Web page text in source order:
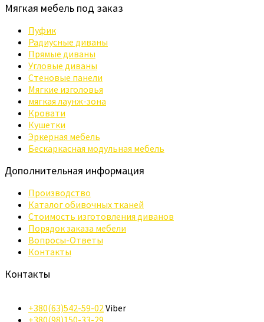
Мягкая мебель под заказ
Пуфик
Радиусные диваны
Прямые диваны
Угловые диваны
Стеновые панели
Мягкие изголовья
мягкая лаунж-зона
Кровати
Кушетки
Эркерная мебель
Бескаркасная модульная мебель
Дополнительная информация
Производство
Каталог обивочных тканей
Стоимость изготовления диванов
Порядок заказа мебели
Вопросы-Ответы
Контакты
Контакты
+380(63)542-59-02Viber
+380(98)150-33-29